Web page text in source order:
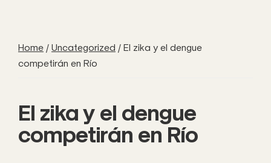
Home / Uncategorized / El zika y el dengue
competirán en Río
El zika y el dengue
competirán en Río